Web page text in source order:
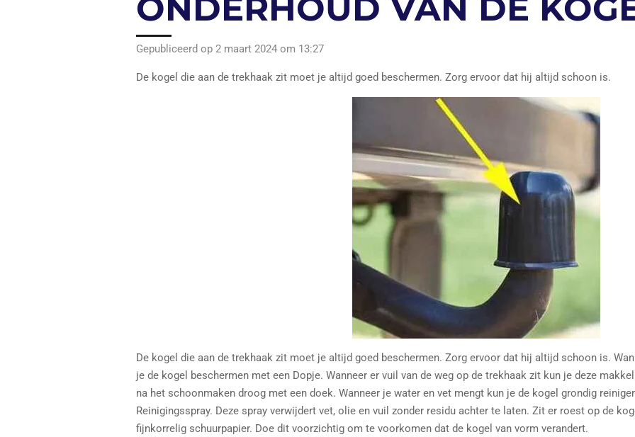
Gepubliceerd op 2 maart 2024 om 13:27
De kogel die aan de trekhaak zit moet je altijd goed beschermen. Zorg ervoor dat hij altijd schoon is.
De kogel die aan de trekhaak zit moet je altijd goed beschermen. Zorg ervoor dat hij altijd schoon is.
je de kogel beschermen met een Dopje. Wanneer er vuil van de weg op de trekhaak zit kun je deze
na het schoonmaken droog met een doek. Wanneer je water en vet mengt kun je de kogel grondig
Reinigingsspray. Deze spray verwijdert vet, olie en vuil zonder residu achter te laten. Zit er roest op de
fijnkorrelig schuurpapier. Doe dit voorzichtig om te voorkomen dat de kogel van vorm verandert.